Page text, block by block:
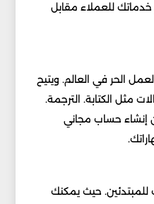
خدماتك للعملاء مقابل
الحر في العالم. ويتيح
مثل الكتابة. الترجمة.
إنشاء حساب مجاني
حيث يمكنك